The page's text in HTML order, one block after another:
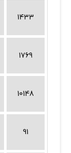
1433
1769
10148
91